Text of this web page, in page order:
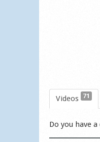
Videos 71
Do you have